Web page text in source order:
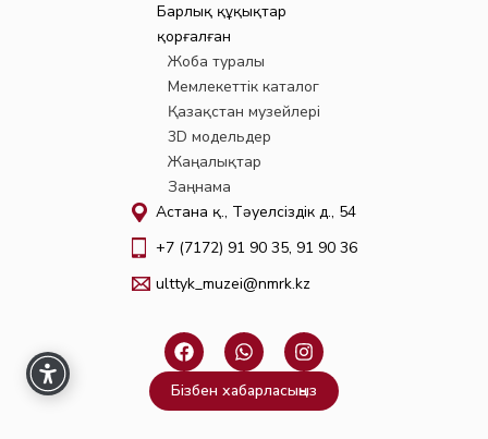
Барлық құқықтар
қорғалған
Жоба туралы
Мемлекеттік каталог
Қазақстан музейлері
3D модельдер
Жаңалықтар
Заңнама
Астана қ., Тәуелсіздік д., 54
+7 (7172) 91 90 35, 91 90 36
ulttyk_muzei@nmrk.kz
F
a
c
e
W
h
a
t
I
n
t
Бізбен хабарласыңыз